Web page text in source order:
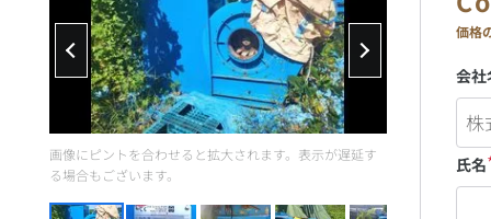
画像にピントを合わせると拡大されます。表示が遅延す
る場合もございます。
価格
会社
氏名